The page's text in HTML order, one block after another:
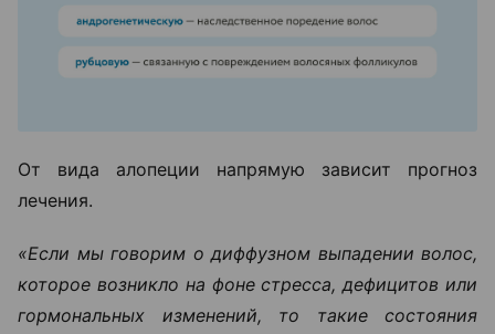
От вида алопеции напрямую зависит прогноз
лечения.
«Если мы говорим о диффузном выпадении волос,
которое возникло на фоне стресса, дефицитов или
гормональных изменений, то такие состояния